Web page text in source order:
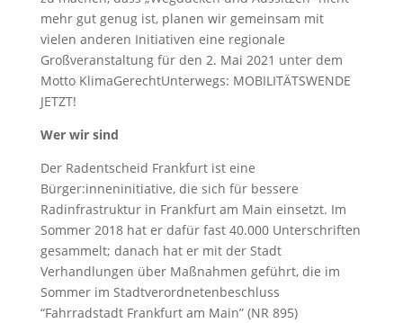
mehr gut genug ist, planen wir gemeinsam mit
vielen anderen Initiativen eine regionale
Großveranstaltung für den 2. Mai 2021 unter dem
Motto KlimaGerechtUnterwegs: MOBILITÄTSWENDE
JETZT!
Wer wir sind
Der Radentscheid Frankfurt ist eine
Bürger:inneninitiative, die sich für bessere
Radinfrastruktur in Frankfurt am Main einsetzt. Im
Sommer 2018 hat er dafür fast 40.000 Unterschriften
gesammelt; danach hat er mit der Stadt
Verhandlungen über Maßnahmen geführt, die im
Sommer im Stadtverordnetenbeschluss
“Fahrradstadt Frankfurt am Main” (NR 895)